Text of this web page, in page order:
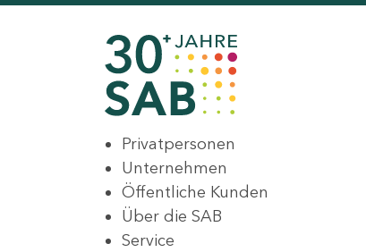
Privatpersonen
Unternehmen
Öffentliche Kunden
Über die SAB
Service